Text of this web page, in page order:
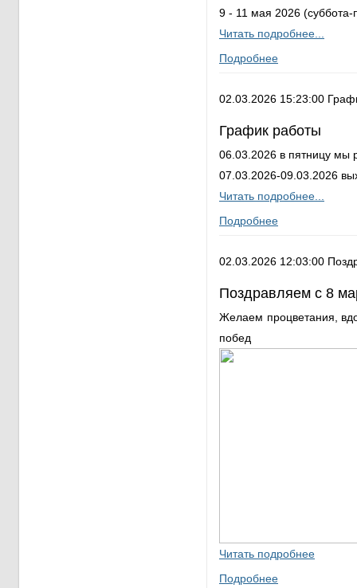
9 - 11 мая 2026
Читать подробнее...
Подробнее
02.03.2026 15:23:00
График работы
06.03.2026 в пятницу мы
07.03.2026-09.03.2026
Читать подробнее...
Подробнее
02.03.2026 12:03:00
Поздравляем с 8
Желаем процветания,
побед
Читать подробнее
Подробнее